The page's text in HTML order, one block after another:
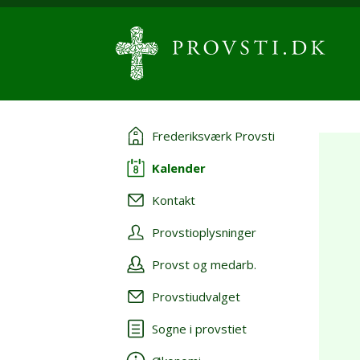
Frederiksværk Provsti
Kalender
Kontakt
Provstioplysninger
Provst og medarb.
Provstiudvalget
Sogne i provstiet